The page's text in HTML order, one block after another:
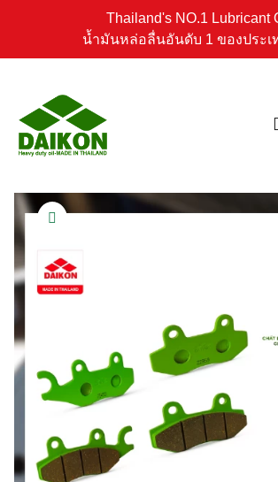
Thailand's NO.1 Lubricant
น้ำมันหล่อลื่นอันดับ 1 ของประเ